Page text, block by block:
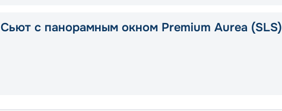
Сьют с панорамным окном Premium Aurea (SLS)